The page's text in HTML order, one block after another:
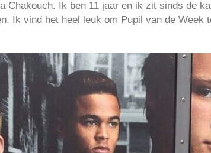
Chakouch. Ik ben 11 jaar en ik zit sinds de
Ik vind het heel leuk om Pupil van de Week